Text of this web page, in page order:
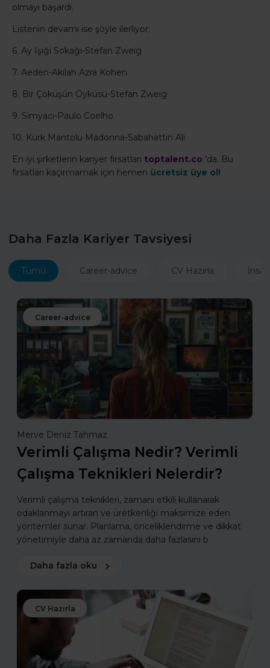
olmayı başardı.
Listenin devamı ise şöyle ilerliyor;
6. Ay Işığı Sokağı-Stefan Zweig
7. Aeden-Akilah Azra Kohen
8. Bir Çöküşün Öyküsü-Stefan Zweig
9. Simyacı-Paulo Coelho
10. Kürk Mantolu Madonna-Sabahattin Ali
En iyi şirketlerin kariyer fırsatları toptalent.co 'da. Bu
fırsatları kaçırmamak için hemen ücretsiz üye ol!
Daha Fazla Kariyer Tavsiyesi
Tümü Career-advice CV Hazırla
Career-advice
Merve Deniz Tahmaz
Verimli Çalışma Nedir? Verimli
Çalışma Teknikleri Nelerdir?
Verimli çalışma teknikleri, zamanı etkili kullanarak
odaklanmayı artıran ve üretkenliği maksimize eden
yöntemler sunar. Planlama, önceliklendirme ve dikkat
yönetimiyle daha az zamanda daha fazlasını b
Daha fazla oku
CV Hazırla